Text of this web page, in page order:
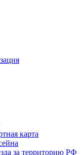
карта
за территорию РФ